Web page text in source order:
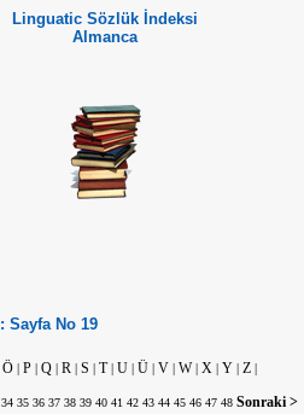
Linguatic Sözlük İndeksi
Almanca
Sayfa No 19
Ö | P | Q | R | S | T| U | Ü | V | W| X | Y | Z |
34 35 36 37 38 39 40 41 42 43 44 45 46 47 48 Sonraki >